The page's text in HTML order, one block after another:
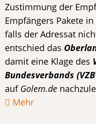
Zustimmung der
Empfängers Pakete
falls der Adressat
entschied das
damit eine Klage des
Bundesverbands
auf Golem.de
Mehr